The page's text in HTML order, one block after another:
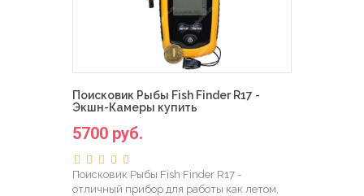
Поисковик Рыбы Fish Finder R17 -
Экшн-Камеры купить
5700 руб.
Поисковик Рыбы Fish Finder R17 -
отличный прибор для работы как летом,